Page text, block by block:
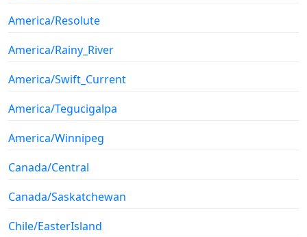
America/Resolute
America/Rainy_River
America/Swift_Current
America/Tegucigalpa
America/Winnipeg
Canada/Central
Canada/Saskatchewan
Chile/EasterIsland